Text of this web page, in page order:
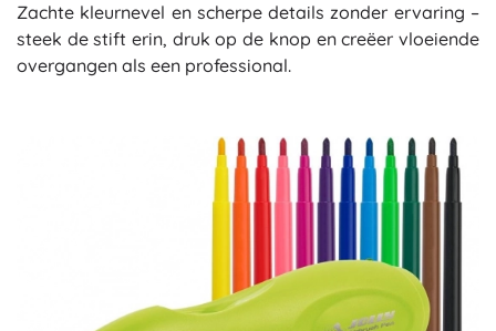
Zachte kleurnevel en scherpe details zonder ervaring –
steek de stift erin, druk op de knop en creëer vloeiende
overgangen als een professional.